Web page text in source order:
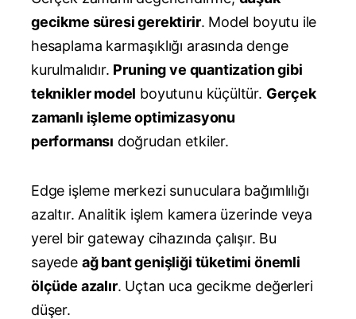
gecikme süresi gerektirir. Model boyutu ile
hesaplama karmaşıklığı arasında denge
kurulmalıdır. Pruning ve quantization gibi
teknikler model boyutunu küçültür. Gerçek
zamanlı işleme optimizasyonu
performansı doğrudan etkiler.
Edge işleme merkezi sunuculara bağımlılığı
azaltır. Analitik işlem kamera üzerinde veya
yerel bir gateway cihazında çalışır. Bu
sayede ağ bant genişliği tüketimi önemli
ölçüde azalır. Uçtan uca gecikme değerleri
düşer.